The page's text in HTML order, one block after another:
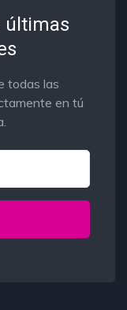
últimas
todas las
en tú